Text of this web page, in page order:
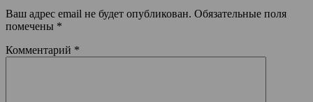
Ваш адрес email не будет опубликован. Обязательные поля
помечены *
Комментарий *